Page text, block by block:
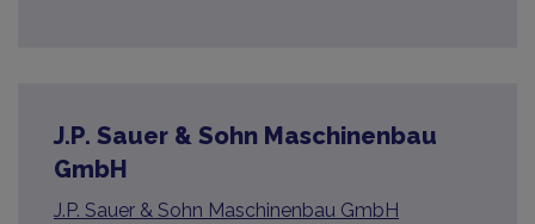
J.P. Sauer & Sohn Maschinenbau
GmbH
J.P. Sauer & Sohn Maschinenbau GmbH